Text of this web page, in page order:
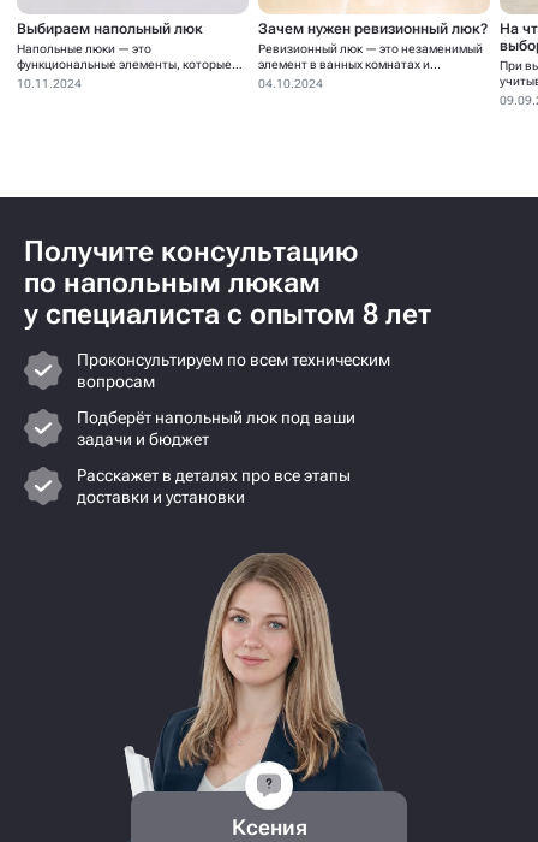
Выбираем напольный люк
Напольные люки — это
функциональные элементы, которые
устанавливаются для...
10.11.2024
Зачем нужен ревизионный люк?
Ревизионный люк — это незаменимый
элемент в ванных комнатах и...
04.10.2024
На
При
Получите консультацию
по напольным люкам
у специалиста с опытом 8 лет
Проконсультируем по всем техническим
вопросам
Подберёт напольный люк под ваши
задачи и бюджет
Расскажет в деталях про все этапы
доставки и установки
Ксения